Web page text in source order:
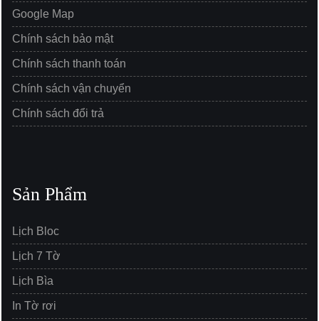
Google Map
Chính sách bảo mật
Chính sách thanh toán
Chính sách vận chuyển
Chính sách đổi trả
Sản Phẩm
Lịch Bloc
Lịch 7 Tờ
Lịch Bìa
In Tờ rơi